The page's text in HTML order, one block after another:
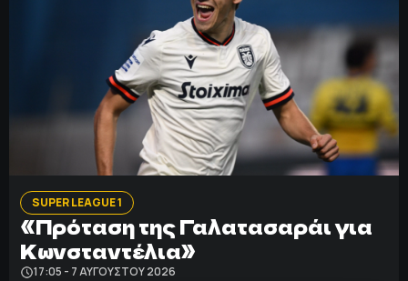
SUPER LEAGUE 1
«Πρόταση της Γαλατασαράι για
Κωνσταντέλια»
17:05 - 7 ΑΥΓΟΎΣΤΟΥ 2026